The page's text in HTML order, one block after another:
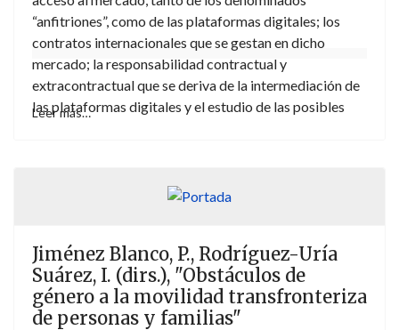
“anfitriones”, como de las plataformas digitales; los
contratos internacionales que se gestan en dicho
mercado; la responsabilidad contractual y
extracontractual que se deriva de la intermediación de
las plataformas digitales y el estudio de las posibles
novedad radica en que tales cuestiones se analizan no
Internacional Privado, que abarca el derecho
conflictual y el derecho procesal civil internacional. El
análisis de las cuestiones planteadas pivota sobre una
serie de criterios comunes que definen el marco
Leer más…
Jiménez Blanco, P., Rodríguez-Uría
Suárez, I. (dirs.), "Obstáculos de
género a la movilidad transfronteriza
de personas y familias"